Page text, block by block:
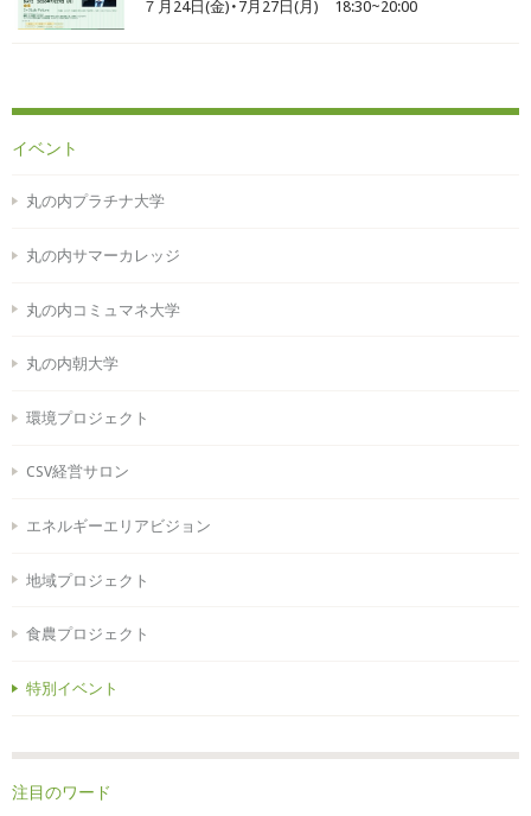
７月24日(金)・7月27日(月) 18:30~20:00
イベント
丸の内プラチナ大学
丸の内サマーカレッジ
丸の内コミュマネ大学
丸の内朝大学
環境プロジェクト
CSV経営サロン
エネルギーエリアビジョン
地域プロジェクト
食農プロジェクト
特別イベント
注目のワード